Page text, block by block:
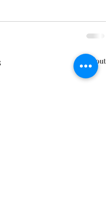
Voir tout